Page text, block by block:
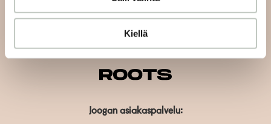
Kiellä
Tilaa
Joogan asiakaspalvelu: